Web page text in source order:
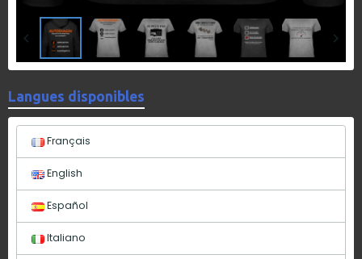
Langues disponibles
Français
English
Español
Italiano